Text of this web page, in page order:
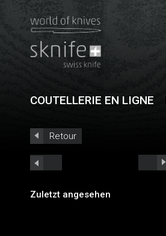
COUTELLERIE EN LIGNE
Retour
Zuletzt angesehen